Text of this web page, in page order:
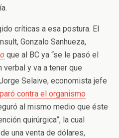
críticas a esa postura. El
Gonzalo Sanhueza,
que al BC ya “se le pasó el
y va a tener que
Selaive, economista jefe
contra el organismo
al mismo medio que éste
quirúrgica”, la cual
una venta de dólares,